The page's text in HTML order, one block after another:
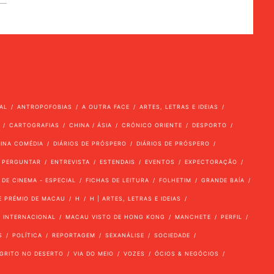
ANTROPOFOBIAS A OUTRA FACE ARTES, LETRAS E IDEIAS
CARTOGRAFIAS CHINA / ÁSIA CRÓNICO ORIENTE DESPORTO
COMÉDIA DIÁRIOS DE PRÓSPERO DIÁRIOS DE PRÓSPERO
ENTREVISTA ESTENDAIS EVENTOS EXPECTORAÇÃO
CINEMA - ESPECIAL FICHAS DE LEITURA FOLHETIM GRANDE BAÍA
PRÉMIO DE MACAU H H | ARTES, LETRAS E IDEIAS
INTERNACIONAL MACAU VISTO DE HONG KONG MANCHETE PERFIL
POLÍTICA REPORTAGEM SEXANÁLISE SOCIEDADE
NO DESERTO VIA DO MEIO VOZES ÓCIOS & NEGÓCIOS